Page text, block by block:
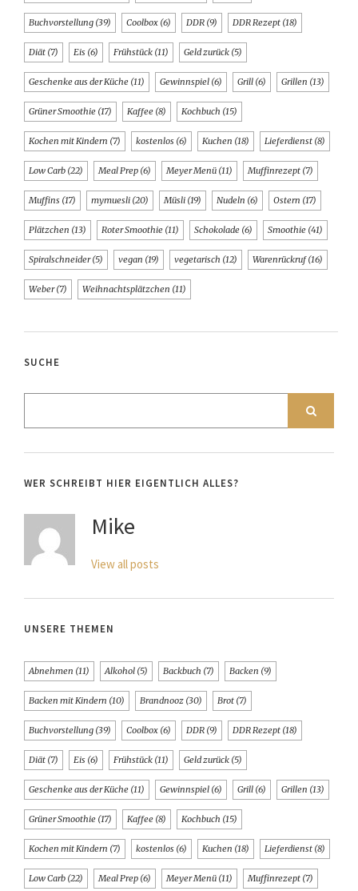
Buchvorstellung (39) Coolbox (6) DDR (9) DDR Rezept (18)
Diät (7) Eis (6) Frühstück (11) Geld zurück (5)
Geschenke aus der Küche (11) Gewinnspiel (6) Grill (6) Grillen (13)
Grüner Smoothie (17) Kaffee (8) Kochbuch (15)
Kochen mit Kindern (7) kostenlos (6) Kuchen (18) Lieferdienst (8)
Low Carb (22) Meal Prep (6) Meyer Menü (11) Muffinrezept (7)
Muffins (17) mymuesli (20) Müsli (19) Nudeln (6) Ostern (17)
Plätzchen (13) Roter Smoothie (11) Schokolade (6) Smoothie (41)
Spiralschneider(5) vegan (19) vegetarisch (12) Warenrückruf(16)
Weber(7) Weihnachtsplätzchen (11)
SUCHE
WER SCHREIBT HIER EIGENTLICH ALLES?
Mike
View all posts
UNSERE THEMEN
Abnehmen (11) Alkohol (5) Backbuch (7) Backen (9)
Backen mit Kindern (10) Brandnooz (30) Brot (7)
Buchvorstellung (39) Coolbox (6) DDR (9) DDR Rezept (18)
Diät (7) Eis (6) Frühstück (11) Geld zurück (5)
Geschenke aus der Küche (11) Gewinnspiel (6) Grill (6) Grillen (13)
Grüner Smoothie (17) Kaffee (8) Kochbuch (15)
Kochen mit Kindern (7) kostenlos (6) Kuchen (18) Lieferdienst (8)
Low Carb (22) Meal Prep (6) Meyer Menü (11) Muffinrezept (7)